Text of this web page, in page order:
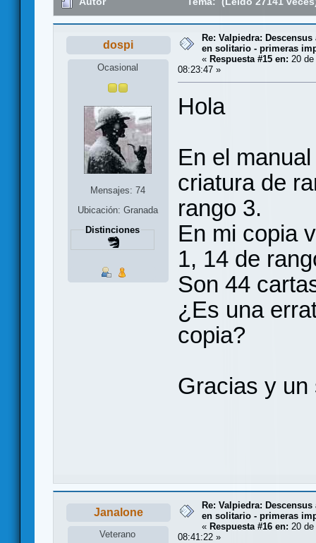
dospi
Ocasional
Mensajes: 74
Ubicación: Granada
Distinciones
Re: Valpiedra:
en solitario - primeras
« Respuesta #15 en: 20
08:23:47 »
Hola
En el
criatura de
rango 3.
En mi copia
1, 14 de
Son 44
¿Es una
copia?
Gracias y un
Janalone
Veterano
Re: Valpiedra: Descensus
en solitario - primeras
« Respuesta #16 en: 20
08:41:22 »